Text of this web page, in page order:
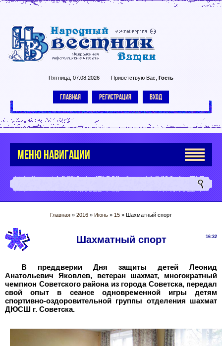
Пятница, 07.08.2026 Приветствую Вас Гость
ГЛАВНАЯ РЕГИСТРАЦИЯ ВХОД
МЕНЮ НАВИГАЦИИ
Главная » 2016 » Июнь » 15 » Шахматный спорт
16:32
Шахматный спорт
В преддверии Дня защиты детей Леонид
Анатольевич Яковлев, ветеран шахмат, многократный
чемпион Советского района из города Советска, передал
свой опыт в сеансе одновременной игры детям
спортивно-оздоровительной группы отделения шахмат
ДЮСШ г. Советска.